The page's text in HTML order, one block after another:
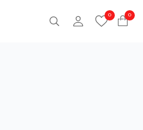
Caută Contul meu
0 0